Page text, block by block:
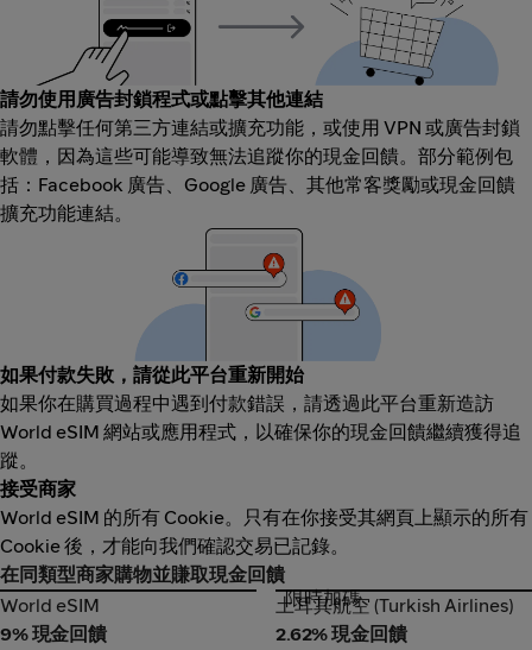
請勿使用廣告封鎖程式或點擊其他連結
請勿點擊任何第三方連結或擴充功能，或使用 VPN 或廣告封鎖
軟體，因為這些可能導致無法追蹤你的現金回饋。部分範例包
括：Facebook 廣告、Google 廣告、其他常客獎勵或現金回饋
擴充功能連結。
如果付款失敗，請從此平台重新開始
如果你在購買過程中遇到付款錯誤，請透過此平台重新造訪
World eSIM 網站或應用程式，以確保你的現金回饋繼續獲得追
蹤。
接受商家
World eSIM 的所有 Cookie。只有在你接受其網頁上顯示的所有
Cookie 後，才能向我們確認交易已記錄。
在同類型商家購物並賺取現金回饋
World eSIM
World eSIM
9% 現金回饋
土耳其航空 (Turkish Airlines)
限時加碼
土耳其航空 (Turkish Airlines)
2.62% 現金回饋